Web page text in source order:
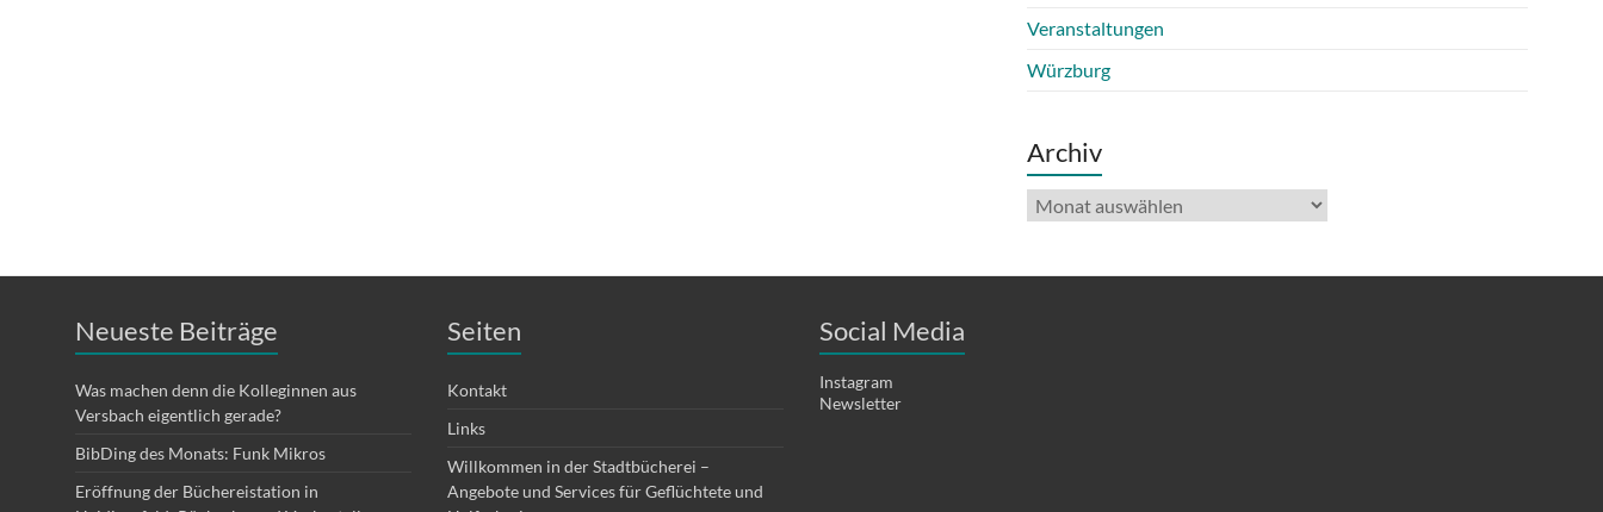
Veranstaltungen
Würzburg
Archiv
Archiv
Neueste Beiträge
Was machen denn die Kolleginnen aus
Versbach eigentlich gerade?
BibDing des Monats: Funk Mikros
Eröffnung der Büchereistation in
Seiten
Kontakt
Links
Willkommen in der Stadtbücherei –
Angebote und Services für Geflüchtete und
Social Media
Instagram
Newsletter